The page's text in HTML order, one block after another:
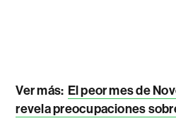
Ver más: El peor mes de
revela preocupaciones